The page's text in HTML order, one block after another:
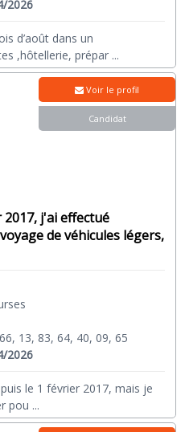
2026
d’août dans un
,hôtellerie, prépar ...
j'ai effectué
de véhicules légers,
13, 83, 64, 40, 09, 65
2026
le 1 février 2017, mais je
pou ...
Voir le profil
Candidat